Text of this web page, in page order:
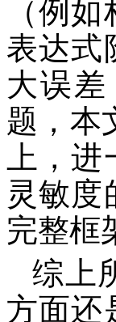
（例
表达式
大误
题，本
上，
灵敏度
完整框
综上
方面还